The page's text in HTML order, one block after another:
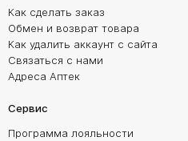
Как сделать заказ
Обмен и возврат товара
Как удалить аккаунт с сайта
Связаться с нами
Адреса Аптек
Сервис
Программа лояльности